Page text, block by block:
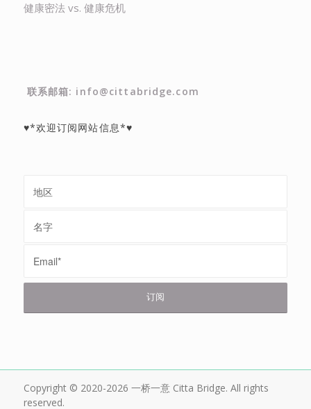
健康密法 vs. 健康危机
联系邮箱: info@cittabridge.com
♥*欢迎订阅网站信息*♥
Copyright © 2020-2026 一桥一意 Citta Bridge. All rights
reserved.